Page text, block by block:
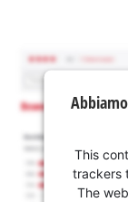
This
trackers
The